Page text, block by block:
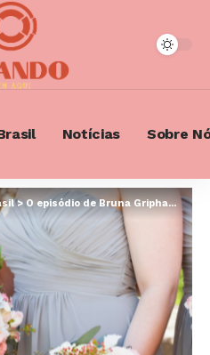
Notícias Sobre
>O episódio de Bruna Griphao com vestido de madrinha que virou assunto nacional